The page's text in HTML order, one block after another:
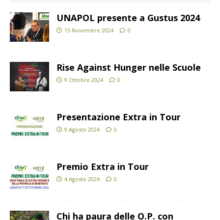
UNAPOL presente a Gustus 2024
15 Novembre 2024 0
Rise Against Hunger nelle Scuole
9 Ottobre 2024 0
Presentazione Extra in Tour
9 Agosto 2024 0
Premio Extra in Tour
4 Agosto 2024 0
Chi ha paura delle O.P. con